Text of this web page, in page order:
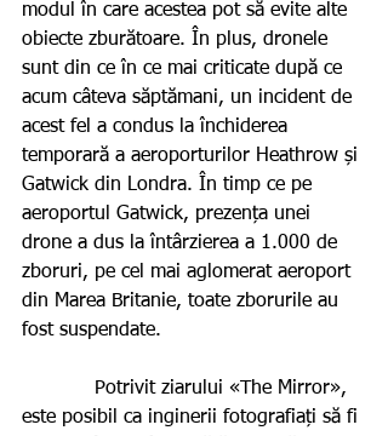
modul în care acestea pot să evite alte
obiecte zburătoare. În plus, dronele
sunt din ce în ce mai criticate după ce
acum câteva săptămani, un incident de
acest fel a condus la închiderea
temporară a aeroporturilor Heathrow și
Gatwick din Londra. În timp ce pe
aeroportul Gatwick, prezența unei
drone a dus la întârzierea a 1.000 de
zboruri, pe cel mai aglomerat aeroport
din Marea Britanie, toate zborurile au
fost suspendate.
este posibil ca inginerii fotografiați să fi